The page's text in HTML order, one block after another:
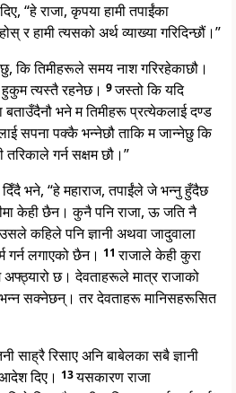
“हे राजा, कृपया हामी तपाईंका
र हामी त्यसको अर्थ व्याख्या गरिदिन्छौं।”
कि तिमीहरूले समय नाश गरिरहेकाछौ।
हुकुम त्यस्तै रहनेछ। 9जस्तो कि यदि
बताउँदैनौ भने म तिमीहरू प्रत्येकलाई दण्ड
सपना पक्कै भन्नेछौ ताकि म जान्नेछु कि
तरिकाले गर्न सक्षम छौ।”
भने, “हे महाराज, तपाईंले जे भन्नु हुँदैछ
केही छैन। कुनै पनि राजा, ऊ जति नै
कहिले पनि ज्ञानी अथवा जादुवाला
गर्न लगाएको छैन। 11राजाले केही कुरा
अफ्ठ्यारो छ। देवताहरूले मात्र राजाको
सक्नेछन्। तर देवताहरू मानिसहरूसित
साह्रै रिसाए अनि बाबेलका सबै ज्ञानी
दिए। 13यसकारण राजा